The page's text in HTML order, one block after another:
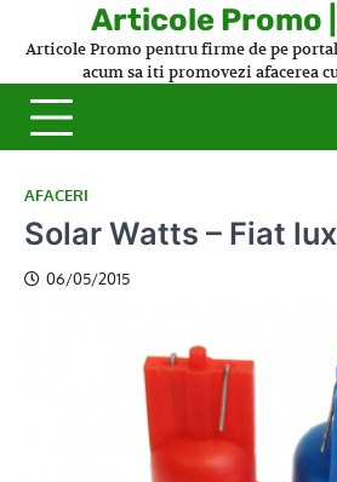
Articole Promo
Articole Promo pentru firme de pe
acum sa iti promovezi afacerea
AFACERI
Solar Watts – Fiat
06/05/2015